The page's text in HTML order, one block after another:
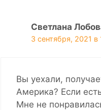
Светлана
3 сентября, 2021 в
Вы уехали,
Америка? Если
Мне не